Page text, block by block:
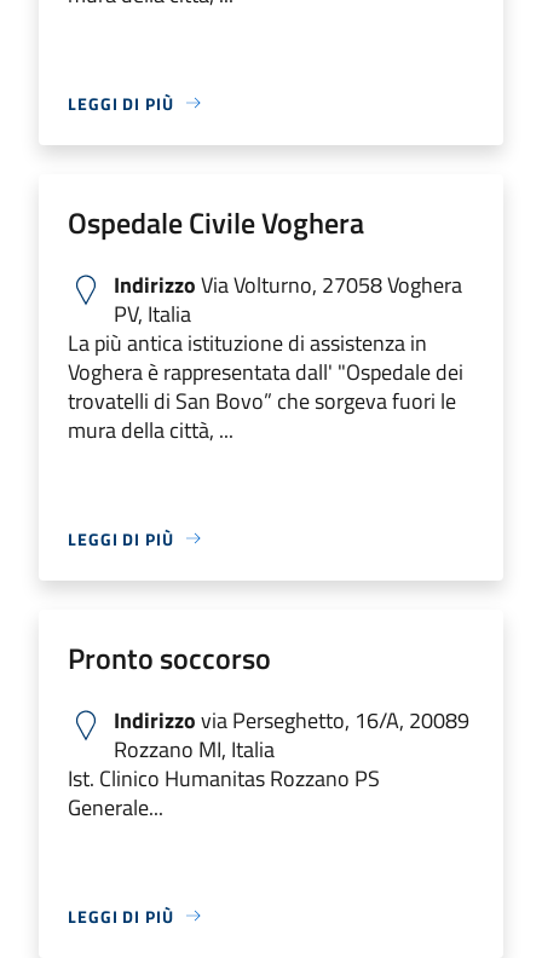
LEGGI DI PIÙ
Ospedale Civile Voghera
IndirizzoVia Volturno, 27058 Voghera
PV, Italia
La più antica istituzione di assistenza in
Voghera è rappresentata dall' "Ospedale dei
trovatelli di San Bovo” che sorgeva fuori le
mura della città, ...
LEGGI DI PIÙ
Pronto soccorso
Indirizzovia Perseghetto, 16/A, 20089
Rozzano MI, Italia
Ist. Clinico Humanitas Rozzano PS
Generale...
LEGGI DI PIÙ